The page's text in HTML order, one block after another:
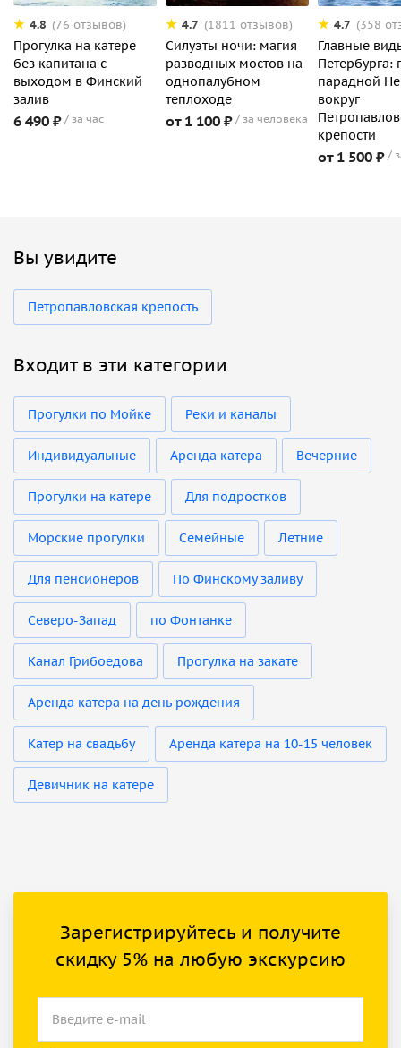
4.8 (76 отзывов)
Прогулка на катере
без капитана с
выходом в Финский
залив
6 490 ₽ за час
4.7 (1811 отзывов)
Силуэты ночи: магия
разводных мостов на
однопалубном
теплоходе
от 1 100 ₽ за человека
4.7 (358
Главные
Петербурга:
парадной
вокруг
крепости
от 1 500 ₽
Вы увидите
Петропавловская крепость
Входит в эти категории
Прогулки по Мойке Реки и каналы
Индивидуальные Аренда катера Вечерние
Прогулки на катере Для подростков
Морские прогулки Семейные Летние
Для пенсионеров По Финскому заливу
Северо-Запад по Фонтанке
Канал Грибоедова Прогулка на закате
Аренда катера на день рождения
Катер на свадьбу Аренда катера на 10-15 человек
Девичник на катере
Зарегистрируйтесь и получите
скидку 5% на любую экскурсию